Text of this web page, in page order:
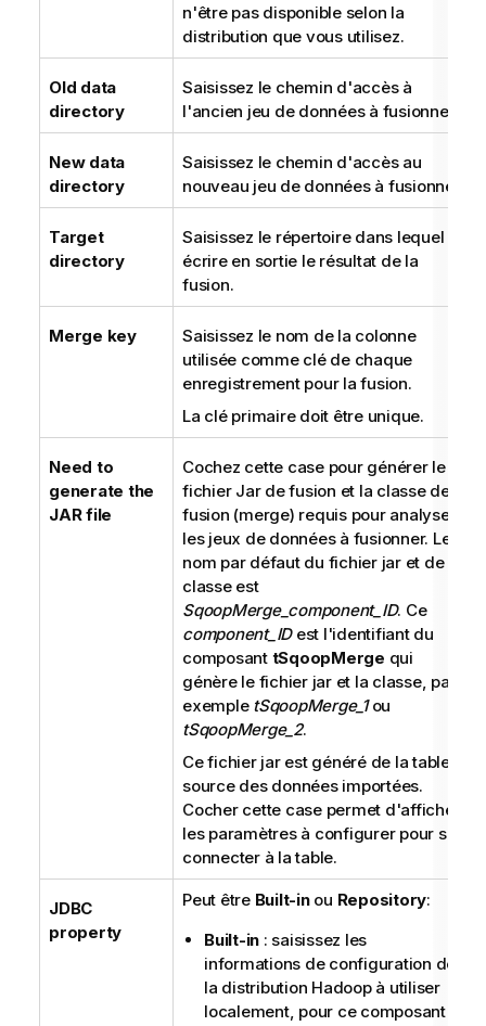
n'être pas disponible selon la
distribution que vous utilisez.
Old data
directory
Saisissez le chemin d'accès à
l'ancien jeu de données à fusionner.
New data
directory
Saisissez le chemin d'accès au
nouveau jeu de données à fusionner.
Target
directory
Saisissez le répertoire dans lequel
écrire en sortie le résultat de la
fusion.
Merge key
Saisissez le nom de la colonne
utilisée comme clé de chaque
enregistrement pour la fusion.
La clé primaire doit être unique.
Need to
generate the
JAR file
Cochez cette case pour générer le
fichier Jar de fusion et la classe de
fusion (merge) requis pour analyser
les jeux de données à fusionner. Le
nom par défaut du fichier jar et de la
classe est
SqoopMerge_component_ID. Ce
component_IDest l'identifiant du
composant tSqoopMerge qui
génère le fichier jar et la classe, par
exemple tSqoopMerge_1ou
tSqoopMerge_2.
Ce fichier jar est généré de la table
source des données importées.
Cocher cette case permet d'afficher
les paramètres à configurer pour se
connecter à la table.
JDBC
property
Peut être Built-inou Repository:
Built-in : saisissez les
informations de configuration de
la distribution Hadoop à utiliser
localement, pour ce composant